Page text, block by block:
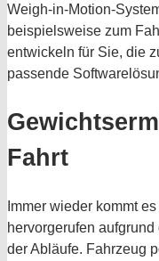
Weigh-in-Motion-
beispielsweise zum
entwickeln für Sie, die
passende
Fahrt
Immer wieder kommt
hervorgerufen
der Abläufe. Fahrzeug